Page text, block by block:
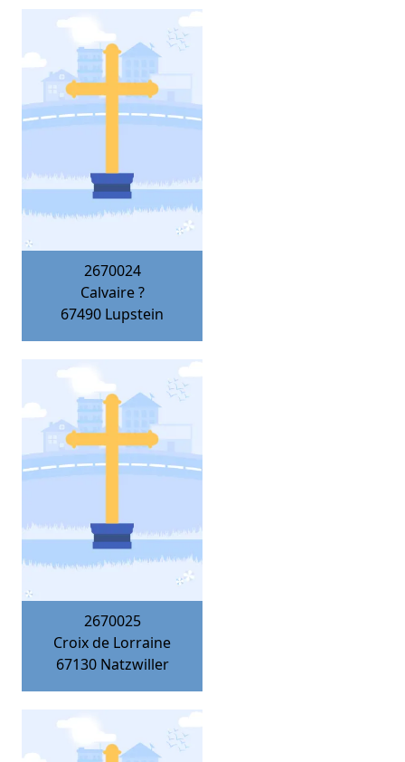
2670024
Calvaire ?
67490 Lupstein
2670025
Croix de Lorraine
67130 Natzwiller